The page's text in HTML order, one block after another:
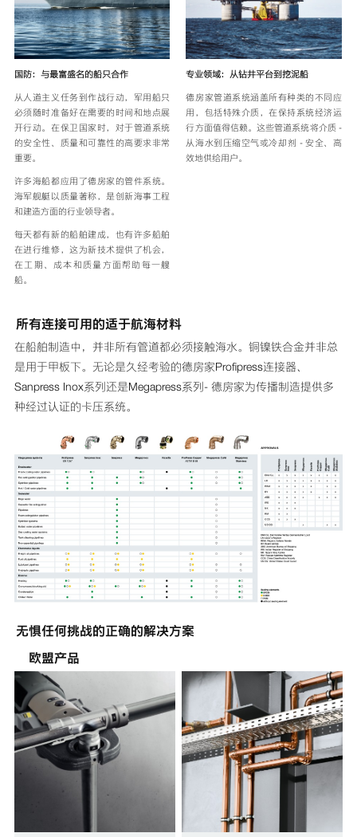
国防：与最富盛名的船只合作
从人道主义任务到作战行动，军用船只
必须随时准备好在需要的时间和地点展
开行动。在保卫国家时，对于管道系统
的安全性、质量和可靠性的高要求非常
重要。
许多海船都应用了德房家的管件系统。
海军舰艇以质量著称，是创新海事工程
和建造方面的行业领导者。
每天都有新的船舶建成，也有许多船舶
在进行维修，这为新技术提供了机会，
在工期、成本和质量方面帮助每一艘
船。
专业领域：从钻井平台到挖泥船
德房家管道系统涵盖所有种类的不同应
用，包括特殊介质，在保持系统经济运
行方面值得信赖。这些管道系统将介质 -
从海水到压缩空气或冷却剂 - 安全、高
效地供给用户。
所有连接可用的适于航海材料
在船舶制造中，并非所有管道都必须接触海水。铜镍铁合金并非总
是用于甲板下。无论是久经考验的德房家Profipress连接器、
Sanpress Inox系列还是Megapress系列- 德房家为传播制造提供多
种经过认证的卡压系统。
无惧任何挑战的正确的解决方案
欧盟产品